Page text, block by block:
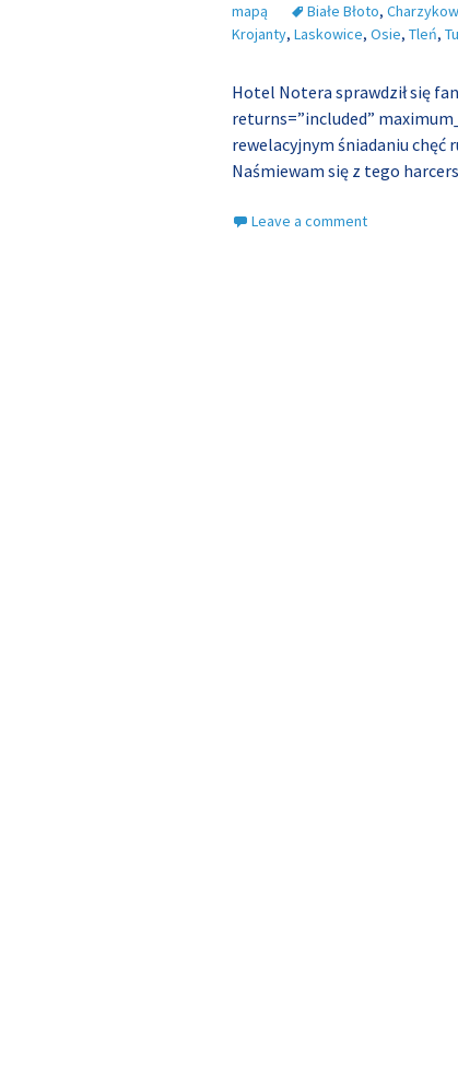
mapą
Białe Błoto,
Krojanty, Laskowice, Osie, Tleń,
Hotel Notera sprawdził się
returns=”included”
rewelacyjnym śniadaniu chęć
Naśmiewam się z tego
Leave a comment